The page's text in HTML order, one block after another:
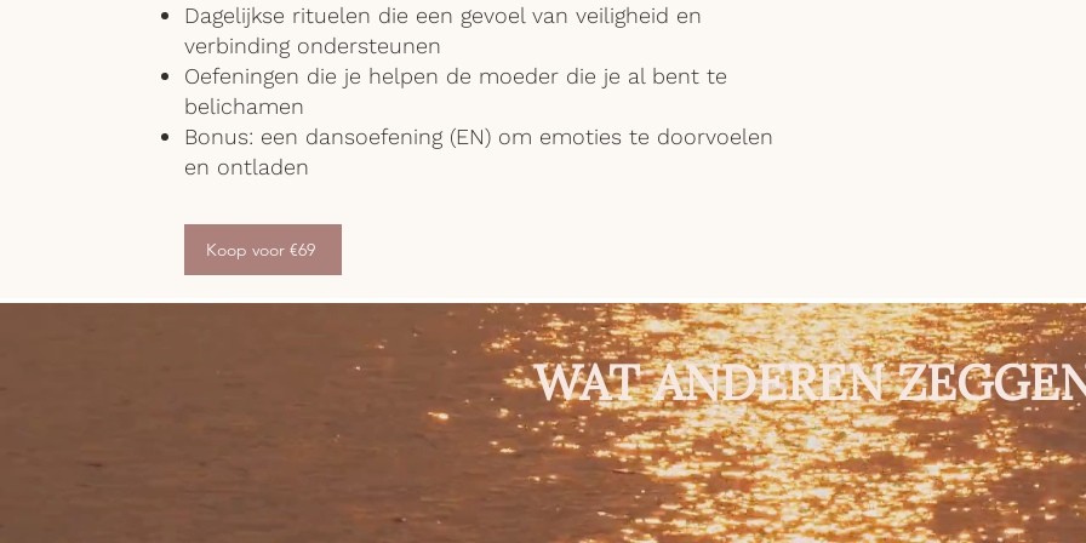
Dagelijkse rituelen die een gevoel van veiligheid en
verbinding ondersteunen
Oefeningen die je helpen de moeder die je al bent te
belichamen
Bonus: een dansoefening (EN) om emoties te doorvoelen
en ontladen
Koop voor €69
WAT ANDEREN